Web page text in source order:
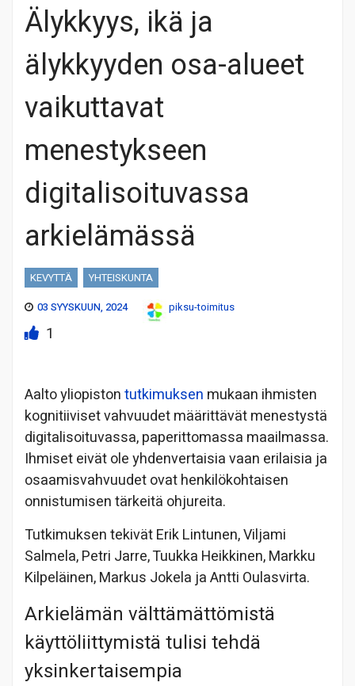
Älykkyys, ikä ja
älykkyyden osa-alueet
vaikuttavat
menestykseen
digitalisoituvassa
arkielämässä
KEVYTTÄ
YHTEISKUNTA
03 SYYSKUUN, 2024
piksu-toimitus
1
Aalto yliopistontutkimuksen mukaan ihmisten
kognitiiviset vahvuudet määrittävät menestystä
digitalisoituvassa, paperittomassa maailmassa.
Ihmiset eivät ole yhdenvertaisia vaan erilaisia ja
osaamisvahvuudet ovat henkilökohtaisen
onnistumisen tärkeitä ohjureita.
Tutkimuksen tekivät Erik Lintunen, Viljami
Salmela, Petri Jarre, Tuukka Heikkinen, Markku
Kilpeläinen, Markus Jokela ja Antti Oulasvirta.
Arkielämän välttämättömistä
käyttöliittymistä tulisi tehdä
yksinkertaisempia